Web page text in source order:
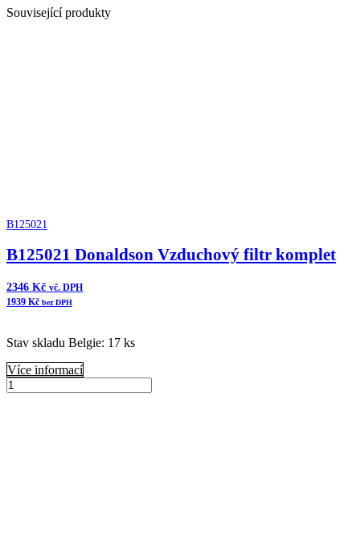
Související produkty
B125021
B125021 Donaldson Vzduchový filtr komplet
2346 Kč vč. DPH
1939 Kč bez DPH
Stav skladu Belgie: 17 ks
Více informací
B125021